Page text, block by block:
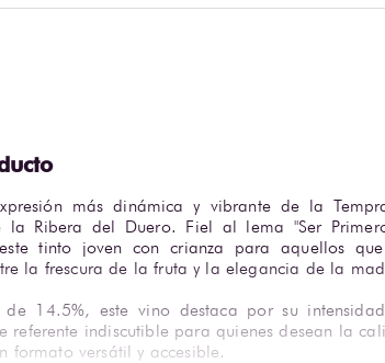
más dinámica y vibrante de la
la Ribera del Duero. Fiel al lema "Ser
tinto joven con crianza para aquellos
la frescura de la fruta y la elegancia de la
14.5%, este vino destaca por su
referente indiscutible para quienes desean la
formato versátil y accesible.